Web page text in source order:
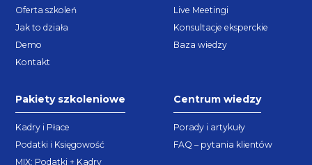
Oferta szkoleń
Jak to działa
Demo
Kontakt
Live Meetingi
Konsultacje eksperckie
Baza wiedzy
Pakiety szkoleniowe
Kadry i Płace
Podatki i Księgowość
MIX: Podatki + Kadry
Centrum wiedzy
Porady i artykuły
FAQ – pytania klientów